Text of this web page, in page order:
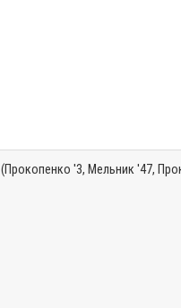
(Прокопенко '3, Мельник '47,